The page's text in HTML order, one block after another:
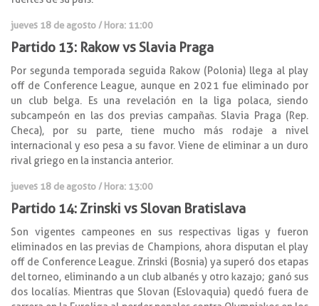
jueves 18 de agosto / Hora: 11:00
Partido 13: Rakow vs Slavia Praga
Por segunda temporada seguida Rakow (Polonia) llega al play
off de Conference League, aunque en 2021 fue eliminado por
un club belga. Es una revelación en la liga polaca, siendo
subcampeón en las dos previas campañas. Slavia Praga (Rep.
Checa), por su parte, tiene mucho más rodaje a nivel
internacional y eso pesa a su favor. Viene de eliminar a un duro
rival griego en la instancia anterior.
jueves 18 de agosto / Hora: 13:00
Partido 14: Zrinski vs Slovan Bratislava
Son vigentes campeones en sus respectivas ligas y fueron
eliminados en las previas de Champions, ahora disputan el play
off de Conference League. Zrinski (Bosnia) ya superó dos etapas
del torneo, eliminando a un club albanés y otro kazajo; ganó sus
dos localías. Mientras que Slovan (Eslovaquia) quedó fuera de